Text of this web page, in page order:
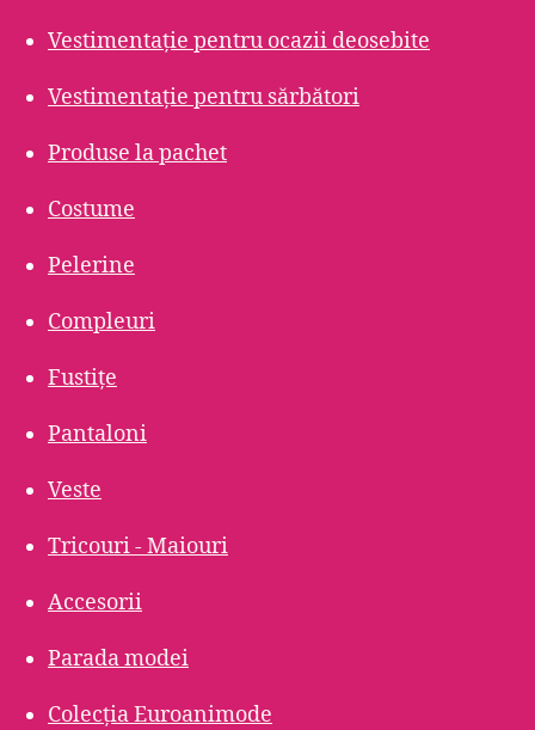
Vestimentație pentru ocazii deosebite
Vestimentație pentru sărbători
Produse la pachet
Costume
Pelerine
Compleuri
Fustițe
Pantaloni
Veste
Tricouri - Maiouri
Accesorii
Parada modei
Colecția Euroanimode